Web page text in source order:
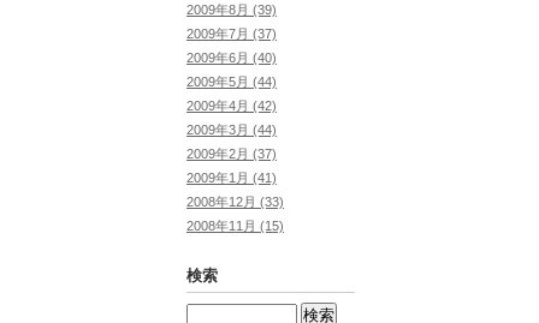
2009年8月 (39)
2009年7月 (37)
2009年6月 (40)
2009年5月 (44)
2009年4月 (42)
2009年3月 (44)
2009年2月 (37)
2009年1月 (41)
2008年12月 (33)
2008年11月 (15)
検索